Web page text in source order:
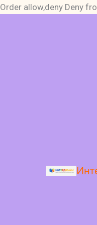
Order allow,deny Deny